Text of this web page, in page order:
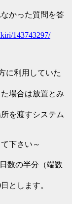
かった質問を答
143743297/
に利用していた
場合は放置とみ
を渡すシステム
下さい～
数の半分（端数
とします。